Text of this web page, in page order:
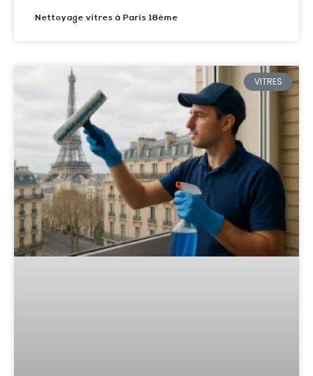
Nettoyage vitres à Paris 18ème
VITRES